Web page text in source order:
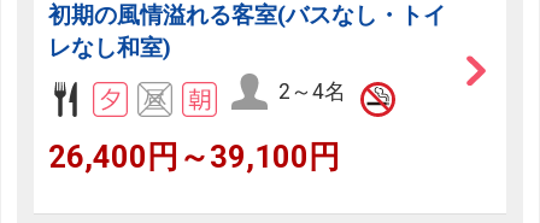
初期の風情溢れる客室(バスなし・トイ
レなし和室)
2～4名
26,400円～39,100円